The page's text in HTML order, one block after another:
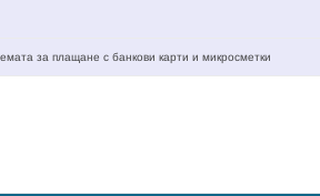
за плащане с банкови карти и микросметки